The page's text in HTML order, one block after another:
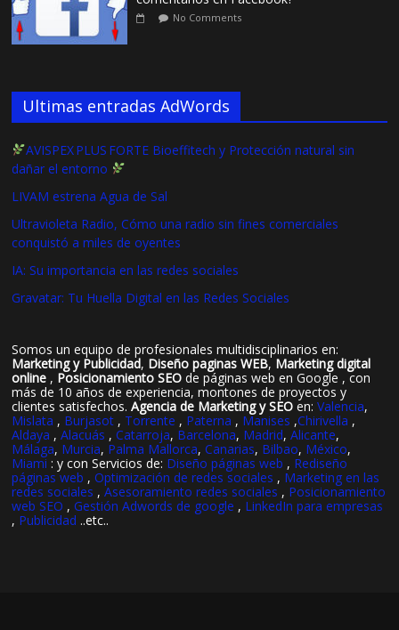
No Comments
Ultimas entradas AdWords
AVISPEX PLUS FORTE Bioeffitech y Protección natural sin
dañar el entorno
LIVAM estrena Agua de Sal
Ultravioleta Radio, Cómo una radio sin fines comerciales
conquistó a miles de oyentes
IA: Su importancia en las redes sociales
Gravatar: Tu Huella Digital en las Redes Sociales
Somos un equipo de profesionales multidisciplinarios en:
Marketing y Publicidad, Diseño paginas WEB, Marketing digital
online , Posicionamiento SEO de páginas web en Google , con
más de 10 años de experiencia, montones de proyectos y
clientes satisfechos.Agencia de Marketing y SEO en:Valencia,
Mislata , Burjasot , Torrente , Paterna , Manises ,Chirivella ,
Aldaya ,Alacuás ,Catarroja, Barcelona, Madrid,Alicante,
Málaga, Murcia, Palma Mallorca,Canarias, Bilbao, México,
Miami : y con Servicios de: Diseño páginas web , Rediseño
páginas web ,Optimización de redes sociales , Marketing en las
redes sociales ,Asesoramiento redes sociales , Posicionamiento
web SEO ,Gestión Adwords de google , LinkedIn para empresas
, Publicidad ..etc..